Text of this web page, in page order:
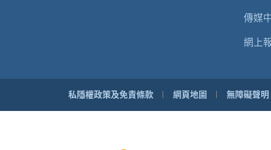
傳媒
網上
私隱權政策及免責條款 網頁地圖 無障礙聲明